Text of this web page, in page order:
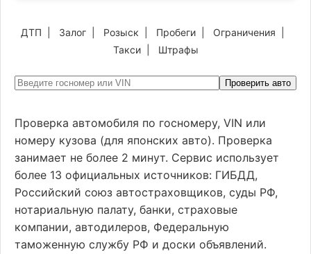
ДТП Залог Розыск Пробеги Ограничения
Такси| Штрафы
Проверить авто
Проверка автомобиля по госномеру, VIN или
номеру кузова (для японских авто). Проверка
занимает не более 2 минут. Сервис использует
более 13 официальных источников: ГИБДД,
Российский союз автостраховщиков, суды РФ,
нотариальную палату, банки, страховые
компании, автодилеров, Федеральную
таможенную службу РФ и доски объявлений.